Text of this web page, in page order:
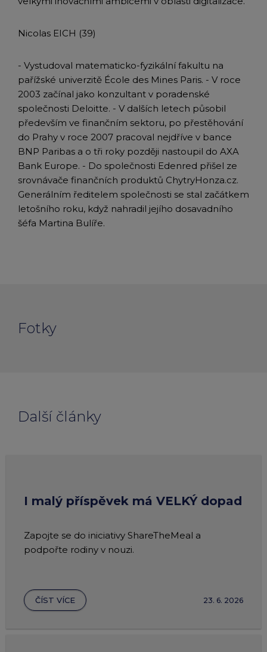
Nicolas EICH (39)
- Vystudoval matematicko-fyzikální fakultu na
pařížské univerzitě École des Mines Paris. - V roce
2003 začínal jako konzultant v poradenské
společnosti Deloitte. - V dalších letech působil
především ve finančním sektoru, po přestěhování
do Prahy v roce 2007 pracoval nejdříve v bance
BNP Paribas a o tři roky později nastoupil do AXA
Bank Europe. - Do společnosti Edenred přišel ze
srovnávače finančních produktů ChytryHonza.cz.
Generálním ředitelem společnosti se stal začátkem
letošního roku, když nahradil jejího dosavadního
šéfa Martina Bulíře.
Fotky
Další články
I malý příspěvek má VELKÝ dopad
Zapojte se do iniciativy ShareTheMeal a
podpořte rodiny v nouzi.
ČÍST VÍCE 23. 6. 2026